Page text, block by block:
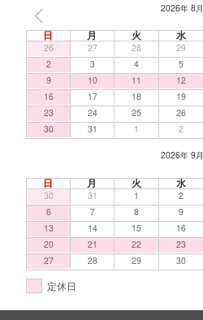
2026年 8月
日 月 火 水
26 27 28 29
2
3 4 5
9
10 11 12
16
17 18 19
23
24 25 26
30
31 1 2
2026年 9月
日 月 火 水
30 31 1 2
6
7 8 9
13
14 15 16
20
21 22 23
27
28 29 30
定休日